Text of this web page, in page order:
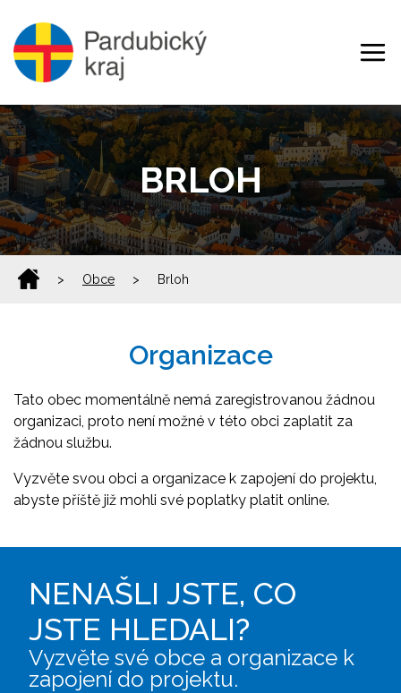
BRLOH
> Obce > Brloh
Organizace
Tato obec momentálně nemá zaregistrovanou žádnou
organizaci, proto není možné v této obci zaplatit za
žádnou službu.
Vyzvěte svou obci a organizace k zapojení do projektu,
abyste příště již mohli své poplatky platit online.
NENAŠLI JSTE, CO
JSTE HLEDALI?
Vyzvěte své obce a organizace k
zapojení do projektu.